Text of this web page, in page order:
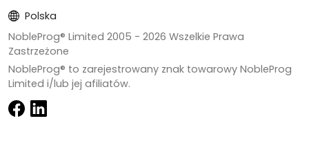
Polska
NobleProg® Limited 2005 - 2026 Wszelkie Prawa
Zastrzeżone
NobleProg® to zarejestrowany znak towarowy NobleProg
Limited i/lub jej afiliatów.